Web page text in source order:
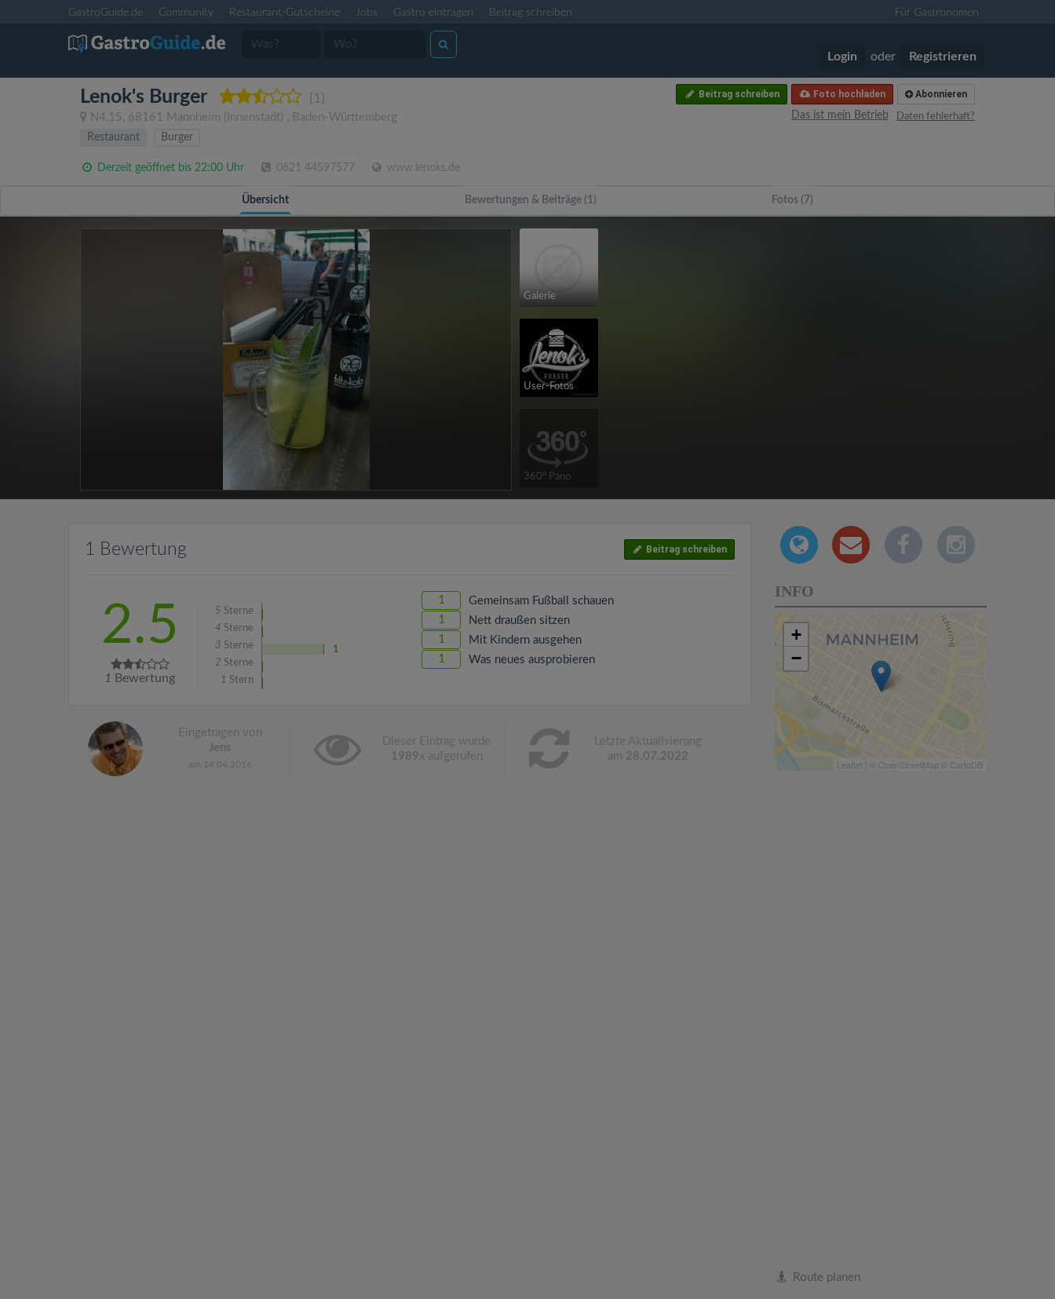
GastroGuide.de Community Restaurant-Gutscheine Jobs Gastro eintragen Beitrag schreiben Für Gastronomen
Login oder Registrieren
Lenok's Burger (1)
N4,15 , 68161 Mannheim (Innenstadt) , Baden-Württemberg
Abonnieren
Foto hochladen
Beitrag schreiben
Daten fehlerhaft?
Das ist mein Betrieb
Restaurant
Burger
Derzeit geöffnet bis 22:00 Uhr 0621 44597577 www.lenoks.de
Übersicht Bewertungen & Beiträge (1) Fotos (7)
Galerie
User-Fotos
360° Pano
1 Bewertung Beitrag schreiben
2.5
1 Bewertung
5 Sterne
4 Sterne
3 Sterne
1
2 Sterne
1 Stern
1 Gemeinsam Fußball schauen
1 Nett draußen sitzen
1 Mit Kindern ausgehen
1 Was neues ausprobieren
Eingetragen von
Jens
am 14.04.2016
Dieser Eintrag wurde
1989x aufgerufen
Letzte Aktualisierung
am 28.07.2022
INFO
+
−
Leaflet | © OpenStreetMap © CartoDB
Route planen